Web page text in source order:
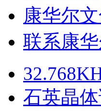
康华尔
联系康
石英晶